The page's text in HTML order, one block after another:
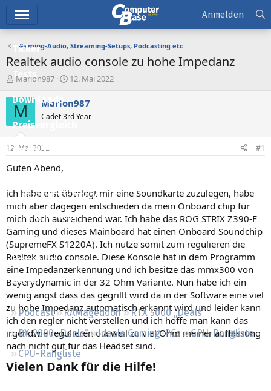
Ticker
Tests
Downloads
Preisvergleich
Forum
Aktuelles
Empfohlene Inhalte
Neue Beiträge
Neueste Aktivitäten
Leserartikel
Regeln
Podcast RAMageddon
RTX 5000 „Deals“
RX 9000 „Deals“
Ideale Gaming-PCs
GPU-Rangliste
CPU-Rangliste
Anmelden
Gaming-Audio, Streaming-Setups, Podcasting etc.
Realtek audio console zu hohe Impedanz
E
s
t
e
e
r
Marlon987
E
s
e
t
12. Mai 2022
M Marlon987
Cadet 3rd Year
12. Mai 2022 #1
Guten Abend,
ich habe erst überlegt mir eine Soundkarte zuzulegen, habe
mich aber dagegen entschieden da mein Onboard chip für
mich doch ausreichend war. Ich habe das ROG STRIX Z390-F
Gaming und dieses Mainboard hat einen Onboard Soundchip
(SupremeFX S1220A). Ich nutze somit zum regulieren die
Realtek audio console. Diese Konsole hat in dem Programm
eine Impedanzerkennung und ich besitze das mmx300 von
Beyerydynamic in der 32 Ohm Variante. Nun habe ich ein
wenig angst dass das gegrillt wird da in der Software eine viel
zu hohe Impedanz automatisch erkannt wird und leider kann
ich den regler nicht verstellen und ich hoffe man kann das
irgendwie regulieren o.ä weil zu viel Ohm meiner auffassung
nach nicht gut für das Headset sind.
Vielen Dank für die Hilfe!